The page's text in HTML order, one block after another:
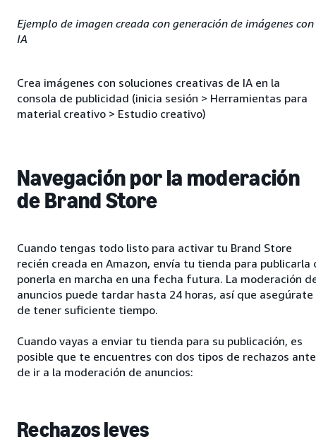
Ejemplo de imagen creada con generación de imágenes con
IA
Crea imágenes con soluciones creativas de IA en la
consola de publicidad (inicia sesión > Herramientas para
material creativo > Estudio creativo)
Navegación por la moderación
de Brand Store
Cuando tengas todo listo para activar tu Brand Store
recién creada en Amazon, envía tu tienda para publicarla
ponerla en marcha en una fecha futura. La moderación
anuncios puede tardar hasta 24 horas, así que asegúrate
de tener suficiente tiempo.
Cuando vayas a enviar tu tienda para su publicación, es
posible que te encuentres con dos tipos de rechazos
de ir a la moderación de anuncios:
Rechazos leves